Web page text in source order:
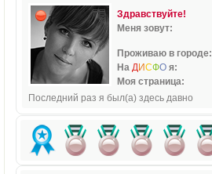
Здравствуйте!
Меня зовут:
Проживаю в городе:
На ДИСФО я:
Моя страница:
Последний раз я был(а) здесь давно